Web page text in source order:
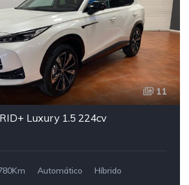
11
Luxury 1.5 224cv
Automático
Híbrido